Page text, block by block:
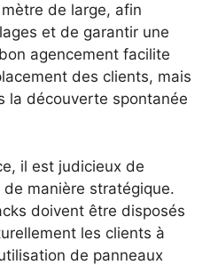
de large, afin
et de garantir une
agencement facilite
des clients, mais
la découverte spontanée
il est judicieux de
manière stratégique.
doivent être disposés
les clients à
de panneaux